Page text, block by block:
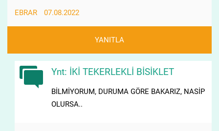
EBRAR 07.08.2022
YANITLA
Ynt: İKİ TEKERLEKLİ BİSİKLET
BİLMİYORUM, DURUMA GÖRE BAKARIZ, NASİP
OLURSA..